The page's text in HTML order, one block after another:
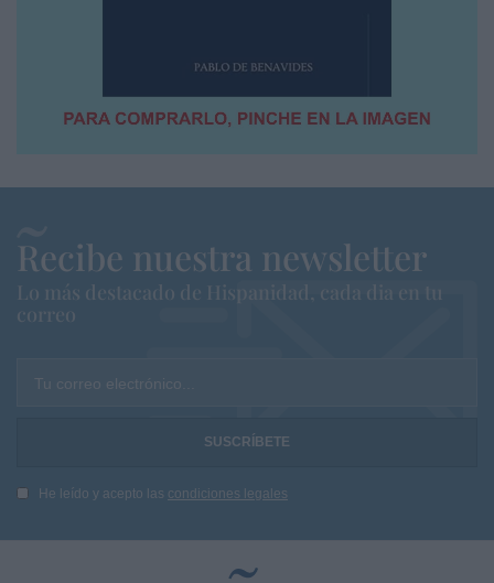
Recibe nuestra newsletter
Lo más destacado de Hispanidad, cada dia en tu
correo
Tu correo electrónico...
He leído y acepto las condiciones legales